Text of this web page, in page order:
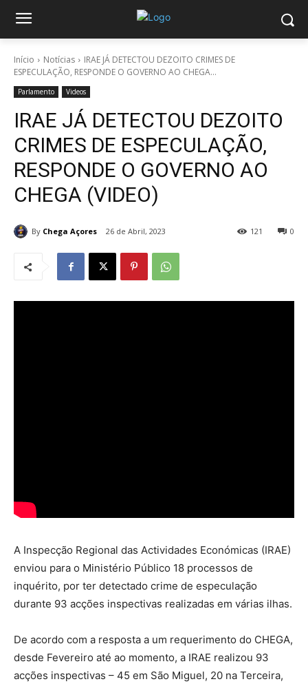
Início Notícias
IRAE JÁ DETECTOU DEZOITO CRIMES DE
ESPECULAÇÃO, RESPONDE O GOVERNO AO CHEGA...
Parlamento Videos
IRAE JÁ DETECTOU DEZOITO
CRIMES DE ESPECULAÇÃO,
RESPONDE O GOVERNO AO
CHEGA (VIDEO)
By Chega Açores 26 de Abril, 2023 0
121
A Inspecção Regional das Actividades Económicas (IRAE)
enviou para o Ministério Público 18 processos de
inquérito, por ter detectado crime de especulação
durante 93 acções inspectivas realizadas em várias ilhas.
De acordo com a resposta a um requerimento do CHEGA,
desde Fevereiro até ao momento, a IRAE realizou 93
acções inspectivas – 45 em São Miguel, 20 na Terceira,